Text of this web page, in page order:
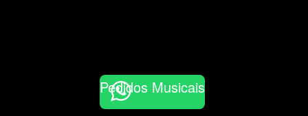
Pedidos Musicais